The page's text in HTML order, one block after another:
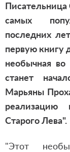
Писательница
самых
последних
первую книгу
необычная
станет
Марьяны
реализацию
Старого Лева".
"Этот